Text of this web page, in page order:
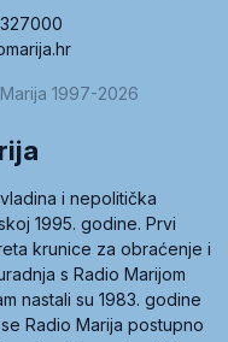
1997-2026
i nepolitička
1995. godine. Prvi
krunice za obraćenje i
s Radio Marijom
nastali su 1983. godine
Radio Marija postupno